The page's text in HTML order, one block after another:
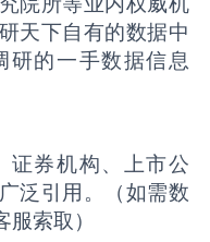
天下自有的数据中
研的一手数据信息
证券机构、上市公
泛引用。（如需数
索取）